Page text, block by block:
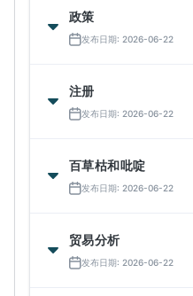
政策
发布日期: 2026-06-22
注册
发布日期: 2026-06-22
百草枯和吡啶
发布日期: 2026-06-22
贸易分析
发布日期: 2026-06-22